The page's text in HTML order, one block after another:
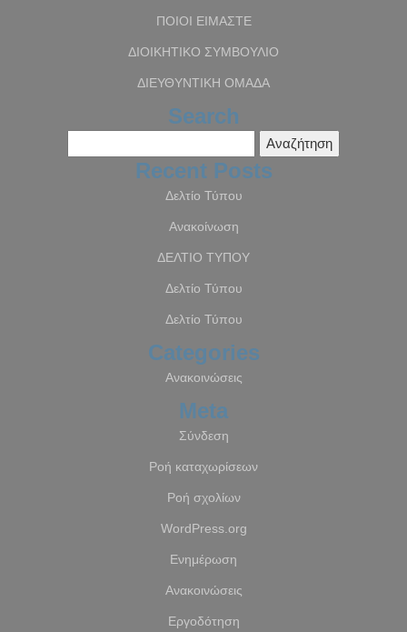
ΠΟΙΟΙ ΕΙΜΑΣΤΕ
ΔΙΟΙΚΗΤΙΚΟ ΣΥΜΒΟΥΛΙΟ
ΔΙΕΥΘΥΝΤΙΚΗ ΟΜΑΔΑ
Search
για:
Recent Posts
Δελτίο Τύπου
Ανακοίνωση
ΔΕΛΤΙΟ ΤΥΠΟΥ
Δελτίο Τύπου
Δελτίο Τύπου
Categories
Ανακοινώσεις
Meta
Σύνδεση
Ροή καταχωρίσεων
Ροή σχολίων
WordPress.org
Ενημέρωση
Ανακοινώσεις
Εργοδότηση